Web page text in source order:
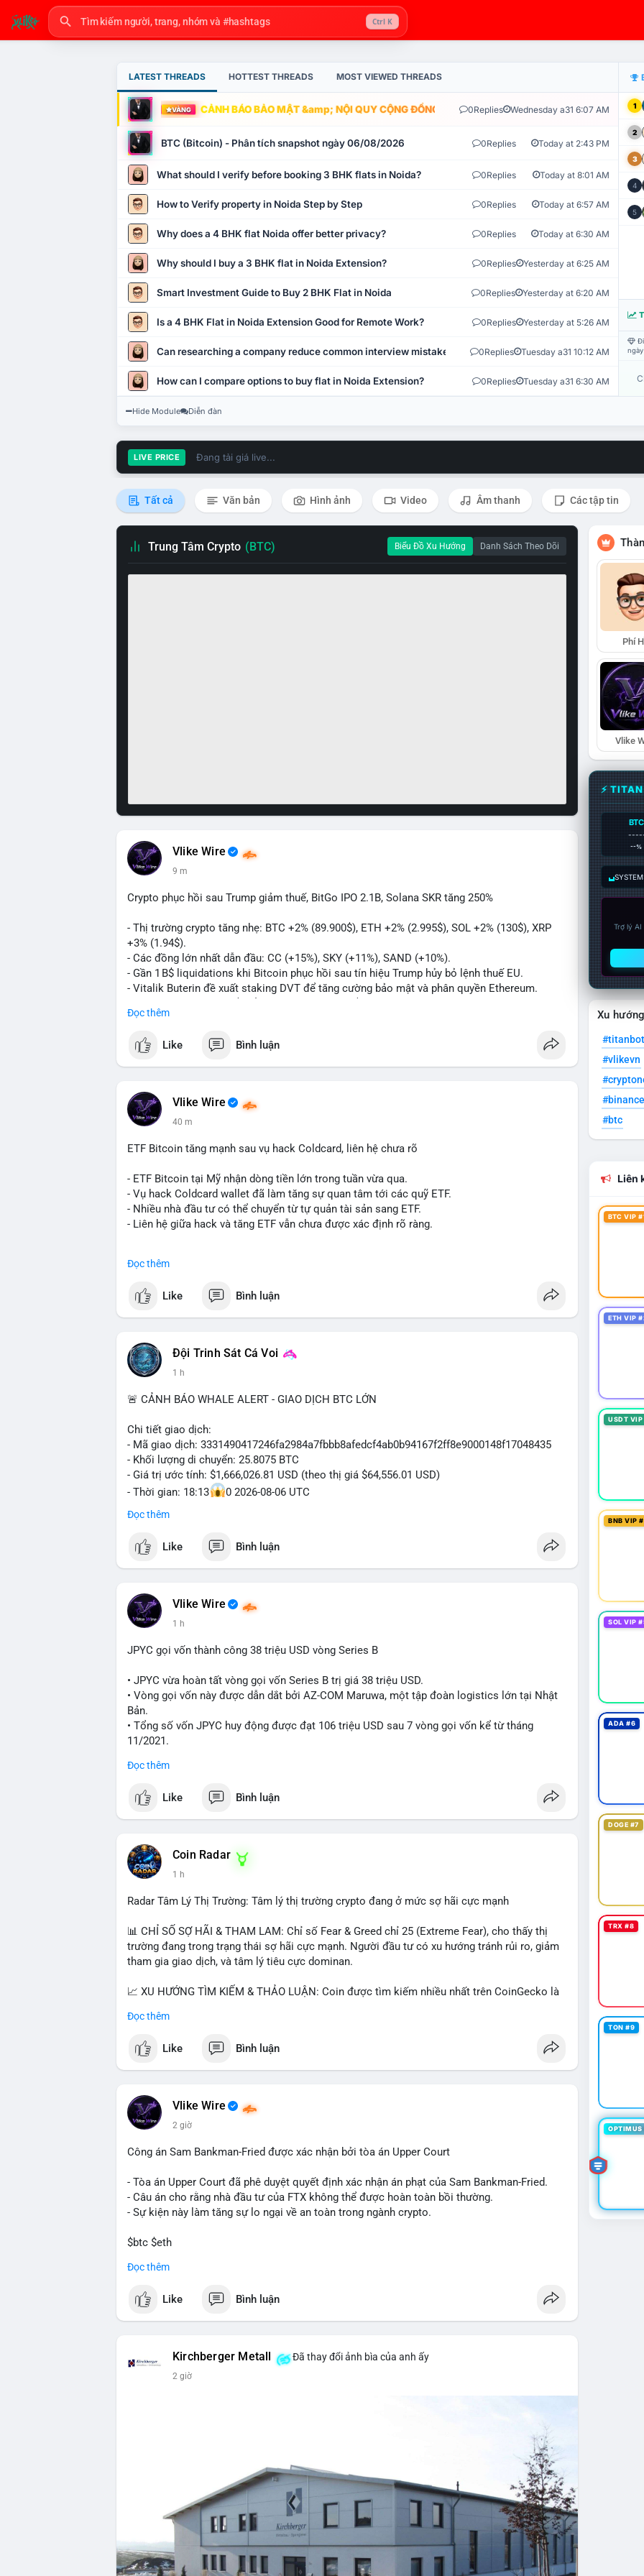
Ctrl K
LATEST THREADS HOTTEST THREADS MOST VIEWED THREADS
VÀNG CẢNH BÁO BẢO MẬT &amp; NỘI QUY CỘNG ĐỒNG VLIKE.VN: HỆ THỐNG GIÁM SÁT TỰ
0Replies Wednesday a31 6:07 AM
BTC (Bitcoin) - Phân tích snapshot ngày 06/08/2026 0Replies Today at 2:43 PM
What should I verify before booking 3 BHK flats in Noida? 0Replies Today at 8:01 AM
How to Verify property in Noida Step by Step 0Replies Today at 6:57 AM
Why does a 4 BHK flat Noida offer better privacy? 0Replies Today at 6:30 AM
Why should I buy a 3 BHK flat in Noida Extension? 0Replies Yesterday at 6:25 AM
Smart Investment Guide to Buy 2 BHK Flat in Noida 0Replies Yesterday at 6:20 AM
Is a 4 BHK Flat in Noida Extension Good for Remote Work? 0Replies Yesterday at 5:26 AM
Can researching a company reduce common interview mistakes? 0Replies Tuesday a31 10:12 AM
How can I compare options to buy flat in Noida Extension? 0Replies Tuesday a31 6:30 AM
1
2
3
4
5
Hide Module Diễn đàn
LIVE PRICE Đang tải giá live...
Tất cả Văn bản Hình ảnh Video Âm thanh Các tập tin
Trung Tâm Crypto (BTC) Biểu Đồ Xu Hướng Danh Sách Theo Dõi
Vlike Wire
9 m
Crypto phục hồi sau Trump giảm thuế, BitGo IPO 2.1B, Solana SKR tăng 250%
- Thị trường crypto tăng nhẹ: BTC +2% (89.900$), ETH +2% (2.995$), SOL +2% (130$), XRP
+3% (1.94$).
- Các đồng lớn nhất dẫn đầu: CC (+15%), SKY (+11%), SAND (+10%).
- Gần 1 B$ liquidations khi Bitcoin phục hồi sau tín hiệu Trump hủy bỏ lệnh thuế EU.
- Vitalik Buterin đề xuất staking DVT để tăng cường bảo mật và phân quyền Ethereum.
- Thượng viện Mỹ tiến hành dự thảo Clarity Act, mặc dù chưa có sự đồng thuận hai đảng.
dụng giá trị giảm để bù đắp biến động.
- Cơ quan quản lý Hồng Kông bắt đầu cấp giấy phép stablecoin theo khung mới nghiêm
- Tòa án Nga công nhận crypto là tài sản pháp lý, thiết lập tiền lệ cho các vụ án hình sự và
dân sự.
- Trump hy vọng ký luật cơ cấu thị trường crypto sớm, dù vẫn còn rào cản pháp lý.
Ethereum.
lương bằng BTC.
#binancesquare #cryptonews #btc #eth #sol #xrp #cc #sky #sand
📰 Nguồn: Decrypt
Đọc thêm
Like Bình luận
Vlike Wire
40 m
ETF Bitcoin tăng mạnh sau vụ hack Coldcard, liên hệ chưa rõ
- ETF Bitcoin tại Mỹ nhận dòng tiền lớn trong tuần vừa qua.
- Vụ hack Coldcard wallet đã làm tăng sự quan tâm tới các quỹ ETF.
- Nhiều nhà đầu tư có thể chuyển từ tự quản tài sản sang ETF.
- Liên hệ giữa hack và tăng ETF vẫn chưa được xác định rõ ràng.
#vlikevn #titanbot
📰 Nguồn: Cointelegraph
Đọc thêm
Like Bình luận
Đội Trinh Sát Cá Voi
1 h
🚨 CẢNH BÁO WHALE ALERT - GIAO DỊCH BTC LỚN
Chi tiết giao dịch:
- Mã giao dịch: 3331490417246fa2984a7fbbb8afedcf4ab0b94167f2ff8e9000148f17048435
- Khối lượng di chuyển: 25.8075 BTC
- Giá trị ước tính: $1,666,026.81 USD (theo thị giá $64,556.01 USD)
- Thời gian: 18:13
0 2026-08-06 UTC
Nhận định phân tích hành vi của Cá voi dựa trên giao dịch này:
Khối lượng 25.8 BTC trị giá hơn 1.66 triệu USD được di chuyển trong một giao dịch duy nhất
cho thấy dấu hiệu của một tổ chức hoặc cá nhân sở hữu lượng tài sản lớn. Động thái này có
thể là bước khởi đầu cho việc phân bổ lại danh mục đầu tư, hoặc chuẩn bị thanh khoản
hạn có thể gia tăng. Ngược lại, nếu chuyển sang ví lạnh, tín hiệu tích lũy dài hạn sẽ củng cố
niềm tin cho thị trường. Mức giá $64,556 gần vùng kháng cự tâm lý khiến hành vi này càng
đáng chú ý, vì cá voi thường hành động trước khi giá bứt phá hoặc điều chỉnh mạnh.
Lời khuyên ngắn gọn cho nhà đầu tư nhỏ lẻ:
Nhà đầu tư nên theo dõi sát dòng tiền tiếp theo từ địa chỉ này. Tránh hành động theo cảm
xúc; hãy chờ xác nhận hướng đi của dòng tiền trước khi đưa ra quyết định vào lệnh, đồng
thời đặt lệnh dừng lỗ chặt chẽ để quản trị rủi ro trong bối cảnh thanh khoản mỏng.
#25dot8btc #dichuyen1_66trieuusd #khangcu64556 #whalebtc #theodoidongtien
Đọc thêm
Like Bình luận
Vlike Wire
1 h
JPYC gọi vốn thành công 38 triệu USD vòng Series B
• JPYC vừa hoàn tất vòng gọi vốn Series B trị giá 38 triệu USD.
• Vòng gọi vốn này được dẫn dắt bởi AZ-COM Maruwa, một tập đoàn logistics lớn tại Nhật
Bản.
• Tổng số vốn JPYC huy động được đạt 106 triệu USD sau 7 vòng gọi vốn kể từ tháng
11/2021.
#jpyc #cryptonews
$btc $eth
📰 Nguồn: CoinDesk
Đọc thêm
Like Bình luận
Coin Radar
1 h
Radar Tâm Lý Thị Trường: Tâm lý thị trường crypto đang ở mức sợ hãi cực mạnh
📊 CHỈ SỐ SỢ HÃI & THAM LAM: Chỉ số Fear & Greed chỉ 25 (Extreme Fear), cho thấy thị
trường đang trong trạng thái sợ hãi cực mạnh. Người đầu tư có xu hướng tránh rủi ro, giảm
tham gia giao dịch, và tâm lý tiêu cực dominan.
📈 XU HƯỚNG TÌM KIẾM & THẢO LUẬN: Coin được tìm kiếm nhiều nhất trên CoinGecko là
Trends Việt Nam, từ khóa như 'con riêng', 'phạm nhật minh anh' và 'tô lâm' được nhắc đến
💬 DÒNG CHẢY TIN TỨC & TRUYỀN THÔNG: Các bài đăng trên Binance Square tập trung
Telegram, tin tức nổi bật bao gồm việc Tether mở rộng vào Saudi Arabia và báo cáo về
Bitcoin miners chuyển hướng AI. Các tin tức quốc tế cũng nhấn mạnh sự động chảy của thị
trường.
💡 NHẬN ĐỊNH & KHUYẾN NGHỊ: Tâm lý thị trường hiện tại rất tiêu cực do sợ hãi cao,
tập trung vào cơ hội an toàn và theo dõi xu hướng từ các nguồn tin uy tín.
📊 Nguồn: Radar Tâm Lý Thị Trường
Đọc thêm
Like Bình luận
Vlike Wire
2 giờ
Công án Sam Bankman-Fried được xác nhận bởi tòa án Upper Court
- Tòa án Upper Court đã phê duyệt quyết định xác nhận án phạt của Sam Bankman-Fried.
- Câu án cho rằng nhà đầu tư của FTX không thể được hoàn toàn bồi thường.
- Sự kiện này làm tăng sự lo ngại về an toàn trong ngành crypto.
$btc $eth
#vlikevn
📰 Nguồn: Cointelegraph
Đọc thêm
Like Bình luận
Kirchberger Metall Đã thay đổi ảnh bìa của anh ấy
2 giờ
Phí
Vlike
⚡
BTC
--%
Trợ lý
Xu
#titanbot
#vlikevn
#btc
Liên
BTC VIP
ETH VIP
USDT
BNB VIP
SOL VIP
ADA #6
DOGE #7
TRX #8
TON #9
OPTIMUS